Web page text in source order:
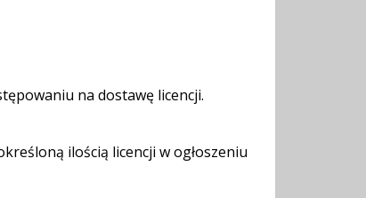
na dostawę licencji.
ilością licencji w ogłoszeniu